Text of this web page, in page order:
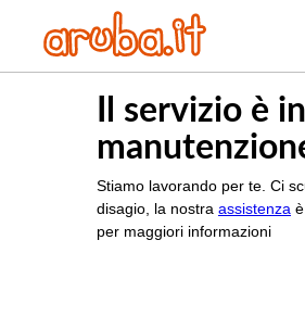
Il servizio è in
Stiamo lavorando per te. Ci
disagio, la nostra assistenza
per maggiori informazioni